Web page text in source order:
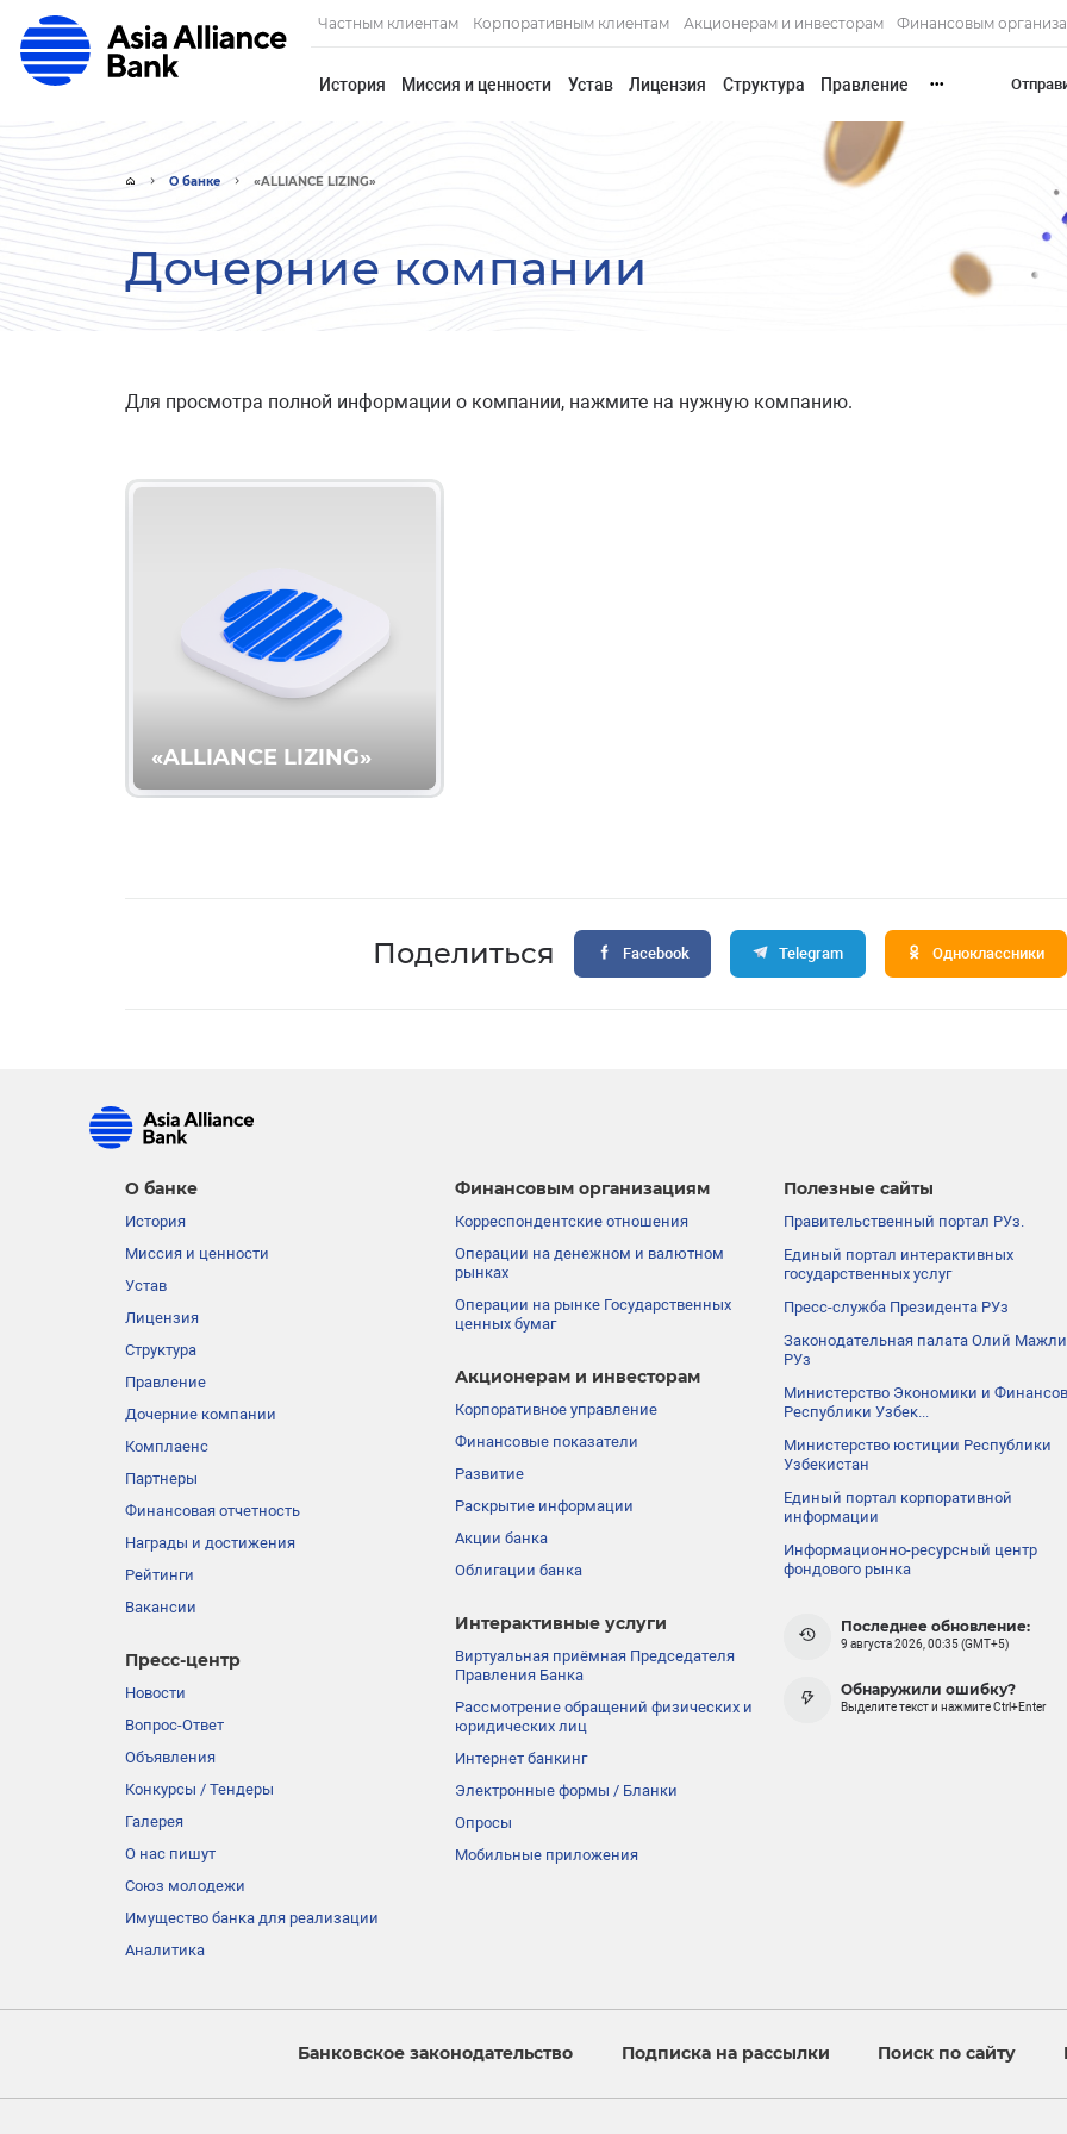
Частным клиентам Корпоративным клиентам Акционерам и инвесторам Финансовым
История Миссия и ценности Устав Лицензия Структура Правление •••
О банке «ALLIANCE LIZING»
Дочерние компании
Для просмотра полной информации о компании, нажмите на нужную компанию.
«ALLIANCE LIZING»
Поделиться Facebook Telegram Одноклассники
О банке
История
Миссия и ценности
Устав
Лицензия
Структура
Правление
Дочерние компании
Комплаенс
Партнеры
Финансовая отчетность
Награды и достижения
Рейтинги
Вакансии
Пресс-центр
Новости
Вопрос-Ответ
Объявления
Конкурсы / Тендеры
Галерея
О нас пишут
Союз молодежи
Имущество банка для реализации
Аналитика
Финансовым организациям
Корреспондентские отношения
Операции на денежном и валютном
рынках
Операции на рынке Государственных
ценных бумаг
Акционерам и инвесторам
Корпоративное управление
Финансовые показатели
Развитие
Раскрытие информации
Акции банка
Облигации банка
Интерактивные услуги
Виртуальная приёмная Председателя
Правления Банка
Рассмотрение обращений физических и
юридических лиц
Интернет банкинг
Электронные формы / Бланки
Опросы
Мобильные приложения
Полезные сайты
Правительственный портал РУз.
Единый портал интерактивных
государственных услуг
Пресс-служба Президента РУз
Законодательная палата Олий
РУз
Министерство Экономики и Финансов
Республики Узбек...
Министерство юстиции Республики
Узбекистан
Единый портал корпоративной
информации
Информационно-ресурсный центр
фондового рынка
Последнее обновление:
9 августа 2026, 00:35 (GMT+5)
Обнаружили ошибку?
Выделите текст и нажмите Ctrl+Enter
Банковское законодательство Подписка на рассылки Поиск по сайту